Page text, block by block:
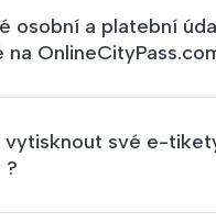
osobní a platební
na
vytisknout své e-
?